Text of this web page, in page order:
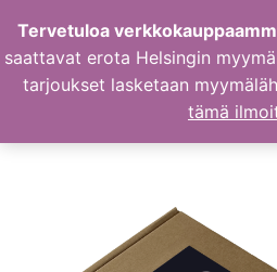
sisältöön
Tervetuloa
saattavat erota Helsingin
tarjoukset lasketaan
tämä